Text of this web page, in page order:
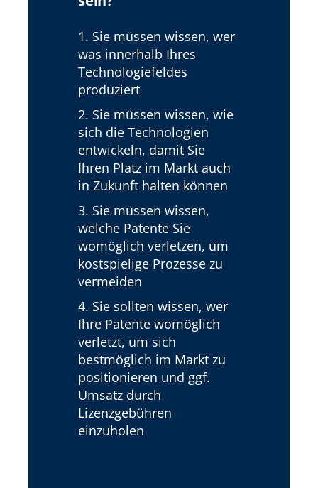
1. Sie müssen wissen, wer
was innerhalb Ihres
Technologiefeldes
produziert
2. Sie müssen wissen, wie
sich die Technologien
entwickeln, damit Sie
Ihren Platz im Markt auch
in Zukunft halten können
3. Sie müssen wissen,
welche Patente Sie
womöglich verletzen, um
kostspielige Prozesse zu
vermeiden
4. Sie sollten wissen, wer
Ihre Patente womöglich
verletzt, um sich
bestmöglich im Markt zu
positionieren und ggf.
Umsatz durch
Lizenzgebühren
einzuholen